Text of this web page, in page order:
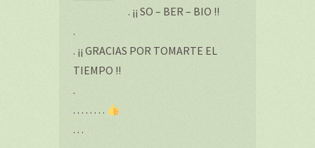
. ¡¡ SO – BER – BIO !!
.
. ¡¡ GRACIAS POR TOMARTE EL
TIEMPO !!
.
. . . . . . . .
. . .